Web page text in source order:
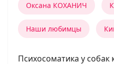
Оксана КОХАНИЧ
Наши любимцы
Психосоматика у собак